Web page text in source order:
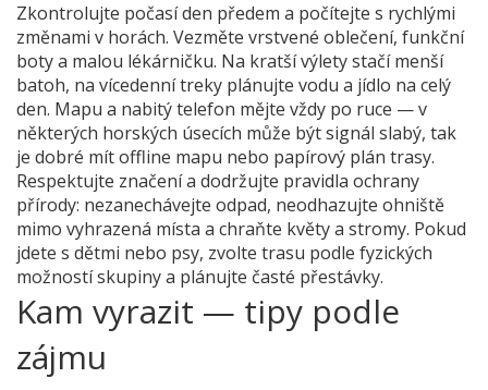
Zkontrolujte počasí den předem a počítejte s rychlými
změnami v horách. Vezměte vrstvené oblečení, funkční
boty a malou lékárničku. Na kratší výlety stačí menší
batoh, na vícedenní treky plánujte vodu a jídlo na celý
den. Mapu a nabitý telefon mějte vždy po ruce — v
některých horských úsecích může být signál slabý, tak
je dobré mít offline mapu nebo papírový plán trasy.
Respektujte značení a dodržujte pravidla ochrany
přírody: nezanechávejte odpad, neodhazujte ohniště
mimo vyhrazená místa a chraňte květy a stromy. Pokud
jdete s dětmi nebo psy, zvolte trasu podle fyzických
možností skupiny a plánujte časté přestávky.
Kam vyrazit — tipy podle
zájmu